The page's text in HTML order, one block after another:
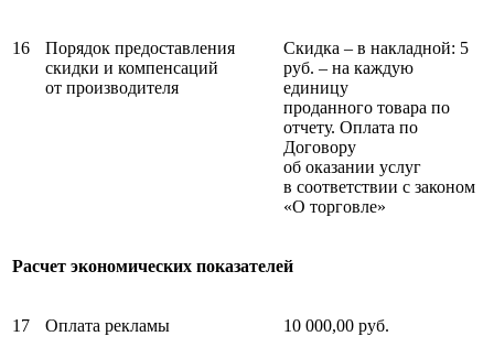
16
Порядок предоставления
скидки и компенсаций
от производителя
Скидка – в накладной: 5
руб. – на каждую
единицу
проданного товара по
отчету. Оплата по
Договору
об оказании услуг
в соответствии с законом
«О торговле»
Расчет экономических показателей
17 Оплата рекламы 10 000,00 руб.